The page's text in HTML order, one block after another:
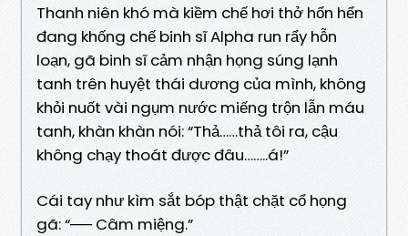
Thanh niên khó mà kiềm chế hơi thở hổn hển
đang khống chế binh sĩ Alpha run rẩy hỗn
loạn, gã binh sĩ cảm nhận họng súng lạnh
tanh trên huyệt thái dương của mình, không
khỏi nuốt vài ngụm nước miếng trộn lẫn máu
tanh, khàn khàn nói: “Thả……thả tôi ra, cậu
không chạy thoát được đâu……..á!”
Cái tay như kìm sắt bóp thật chặt cổ họng
gã: “── Câm miệng.”